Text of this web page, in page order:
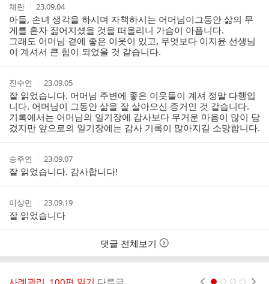
작
성
자
채란
작
성
시
간
23.09.04
아들, 손녀 생각을 하시며 자책하시는 어머님이그동안 삶의 무
게를 혼자 짊어지셨을 것을 떠올리니 가슴이 아픕니다.
그래도 어머님 곁에 좋은 이웃이 있고, 무엇보다 이지윤 선생님
이 계셔서 큰 힘이 되었을 것 같습니다.
작
성
자
진수연
작
성
시
간
23.09.05
잘 읽었습니다. 어머님 주변에 좋은 이웃들이 계셔 정말 다행입
니다. 어머님이 그동안 삶을 잘 살아오신 증거인 것 같습니다.
기록에서는 어머님의 일기장에 감사보다 무거운 마음이 많이 담
겼지만 앞으로의 일기장에는 감사 기록이 많아지길 소망합니다.
작
성
자
송주연
작
성
시
간
23.09.07
잘 읽었습니다. 감사합니다!
작
성
자
이상민
작
성
시
간
23.09.19
잘 읽었습니다
댓글 전체보기
사례관리_100편 읽기 다른글